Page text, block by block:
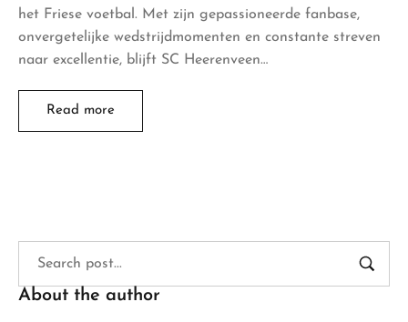
het Friese voetbal. Met zijn gepassioneerde fanbase,
onvergetelijke wedstrijdmomenten en constante streven
naar excellentie, blijft SC Heerenveen…
Read more
About the author